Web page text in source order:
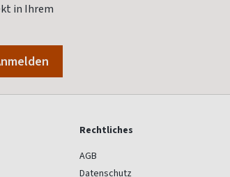
in Ihrem
Rechtliches
AGB
Datenschutz